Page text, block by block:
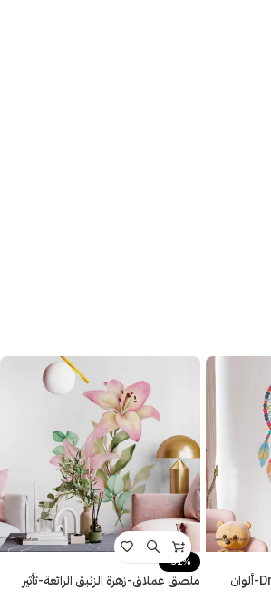
دريم كاتشر-Dream Catcher-ألوان
-31%
ملصق عملاق-زهرة الزنبق الرائعة-تأثير